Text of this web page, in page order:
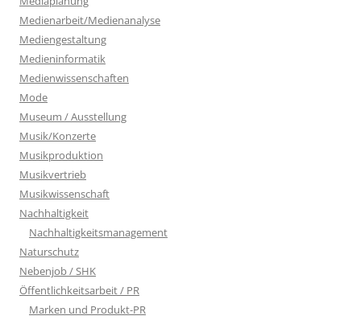
Medienarbeit/Medienanalyse
Mediengestaltung
Medieninformatik
Medienwissenschaften
Mode
Museum / Ausstellung
Musik/Konzerte
Musikproduktion
Musikvertrieb
Musikwissenschaft
Nachhaltigkeit
Nachhaltigkeitsmanagement
Naturschutz
Nebenjob / SHK
Öffentlichkeitsarbeit / PR
Marken und Produkt-PR